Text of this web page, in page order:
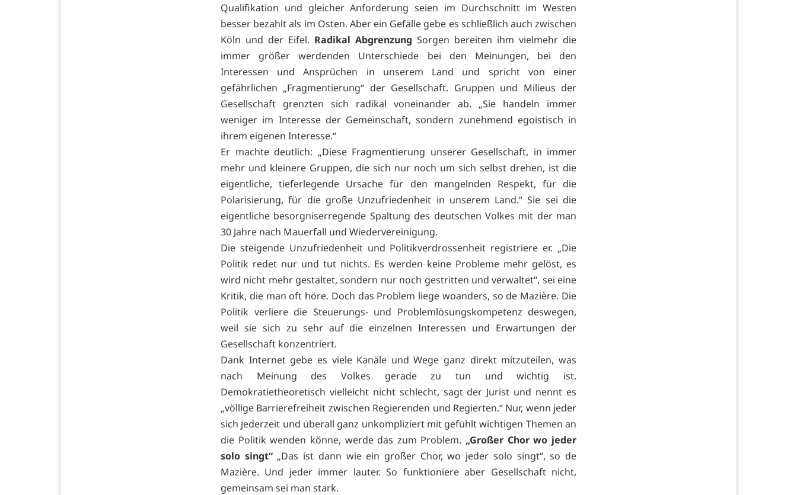
Qualifikation und gleicher Anforderung seien im Durchschnitt im Westen
besser bezahlt als im Osten. Aber ein Gefälle gebe es schließlich auch zwischen
Köln und der Eifel. Radikal Abgrenzung Sorgen bereiten ihm vielmehr die
immer größer werdenden Unterschiede bei den Meinungen, bei den
Interessen und Ansprüchen in unserem Land und spricht von einer
gefährlichen „Fragmentierung“ der Gesellschaft. Gruppen und Milieus der
Gesellschaft grenzten sich radikal voneinander ab. „Sie handeln immer
weniger im Interesse der Gemeinschaft, sondern zunehmend egoistisch in
ihrem eigenen Interesse.“
Er machte deutlich: „Diese Fragmentierung unserer Gesellschaft, in immer
mehr und kleinere Gruppen, die sich nur noch um sich selbst drehen, ist die
eigentliche, tieferlegende Ursache für den mangelnden Respekt, für die
Polarisierung, für die große Unzufriedenheit in unserem Land.“ Sie sei die
eigentliche besorgniserregende Spaltung des deutschen Volkes mit der man
30 Jahre nach Mauerfall und Wiedervereinigung.
Die steigende Unzufriedenheit und Politikverdrossenheit registriere er. „Die
Politik redet nur und tut nichts. Es werden keine Probleme mehr gelöst, es
wird nicht mehr gestaltet, sondern nur noch gestritten und verwaltet“, sei eine
Kritik, die man oft höre. Doch das Problem liege woanders, so de Mazière. Die
Politik verliere die Steuerungs- und Problemlösungskompetenz deswegen,
weil sie sich zu sehr auf die einzelnen Interessen und Erwartungen der
Gesellschaft konzentriert.
Dank Internet gebe es viele Kanäle und Wege ganz direkt mitzuteilen, was
nach Meinung des Volkes gerade zu tun und wichtig ist.
Demokratietheoretisch vielleicht nicht schlecht, sagt der Jurist und nennt es
„völlige Barrierefreiheit zwischen Regierenden und Regierten.“ Nur, wenn jeder
sich jederzeit und überall ganz unkompliziert mit gefühlt wichtigen Themen an
die Politik wenden könne, werde das zum Problem. „Großer Chor wo jeder
solo singt“„Das ist dann wie ein großer Chor, wo jeder solo singt“, so de
Mazière. Und jeder immer lauter. So funktioniere aber Gesellschaft nicht,
gemeinsam sei man stark.